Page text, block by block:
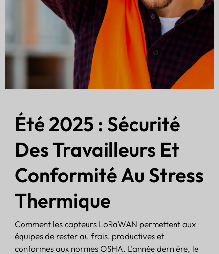
Été 2025 : Sécurité
Des Travailleurs Et
Conformité Au Stress
Thermique
Comment les capteurs LoRaWAN permettent aux
équipes de rester au frais, productives et
conformes aux normes OSHA. L'année dernière, le